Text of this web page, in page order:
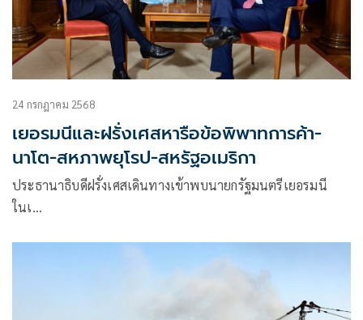
24 กรกฎาคม 2568
เยอรมนีและฝรั่งเศสหารือข้อพิพาทการค้า-
นาโต-สหภาพยุโรป-สหรัฐอเมริกา
ประธานาธิบดีฝรั่งเศสเดินทางเข้าพบนายกรัฐมนตรีเยอรมนี
ในเ…